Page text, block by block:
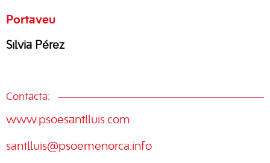
Portaveu
Sílvia Pérez
Contacta:
www.psoesantlluis.com
santlluis@psoemenorca.info